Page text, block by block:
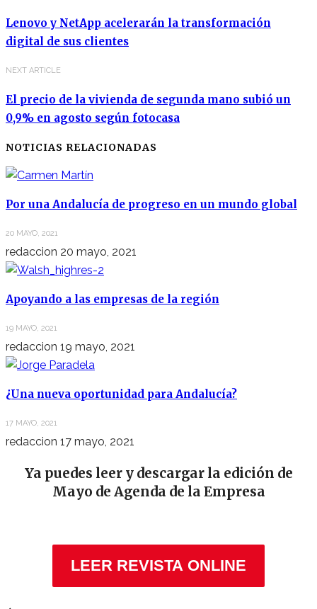
Lenovo y NetApp acelerarán la transformación
digital de sus clientes
NEXT ARTICLE
El precio de la vivienda de segunda mano subió un
0,9% en agosto según fotocasa
NOTICIAS RELACIONADAS
Por una Andalucía de progreso en un mundo global
20 MAYO, 2021
redaccion 20 mayo, 2021
Apoyando a las empresas de la región
19 MAYO, 2021
redaccion 19 mayo, 2021
¿Una nueva oportunidad para Andalucía?
17 MAYO, 2021
redaccion 17 mayo, 2021
Ya puedes leer y descargar la edición de
Mayo de Agenda de la Empresa
LEER REVISTA ONLINE